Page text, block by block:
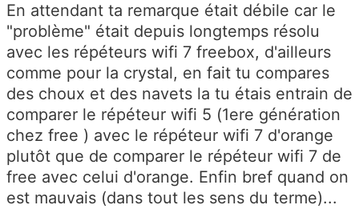
En attendant ta remarque était débile car le
"problème" était depuis longtemps résolu
avec les répéteurs wifi 7 freebox, d'ailleurs
comme pour la crystal, en fait tu compares
des choux et des navets la tu étais entrain de
comparer le répéteur wifi 5 (1ere génération
chez free ) avec le répéteur wifi 7 d'orange
plutôt que de comparer le répéteur wifi 7 de
free avec celui d'orange. Enfin bref quand on
est mauvais (dans tout les sens du terme)...